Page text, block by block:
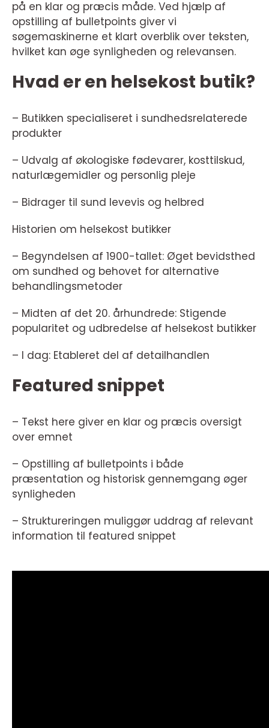
på en klar og præcis måde. Ved hjælp af
opstilling af bulletpoints giver vi
søgemaskinerne et klart overblik over teksten,
hvilket kan øge synligheden og relevansen.
Hvad er en helsekost butik?
– Butikken specialiseret i sundhedsrelaterede
produkter
– Udvalg af økologiske fødevarer, kosttilskud,
naturlægemidler og personlig pleje
– Bidrager til sund levevis og helbred
Historien om helsekost butikker
– Begyndelsen af 1900-tallet: Øget bevidsthed
om sundhed og behovet for alternative
behandlingsmetoder
– Midten af det 20. århundrede: Stigende
popularitet og udbredelse af helsekost butikker
– I dag: Etableret del af detailhandlen
Featured snippet
– Tekst here giver en klar og præcis oversigt
over emnet
– Opstilling af bulletpoints i både
præsentation og historisk gennemgang øger
synligheden
– Struktureringen muliggør uddrag af relevant
information til featured snippet